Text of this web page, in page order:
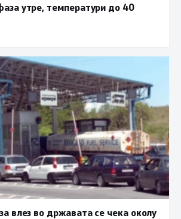
утре, температури до 40
влез во државата се чека околу